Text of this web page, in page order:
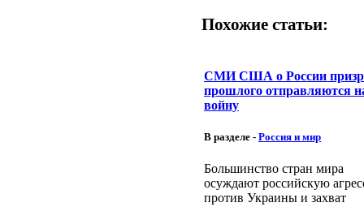
Похожие статьи:
СМИ США о России
прошлого отправляются
войну
В разделе - Россия и мир
Большинство стран мира
осуждают российскую
против Украины и захват